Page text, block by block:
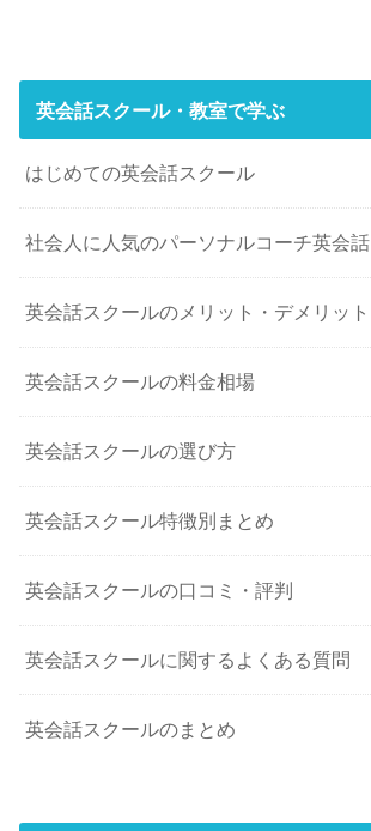
英会話スクール・教室で学ぶ
はじめての英会話スクール
社会人に人気のパーソナルコーチ英会話
英会話スクールのメリット・デメリット
英会話スクールの料金相場
英会話スクールの選び方
英会話スクール特徴別まとめ
英会話スクールの口コミ・評判
英会話スクールに関するよくある質問
英会話スクールのまとめ